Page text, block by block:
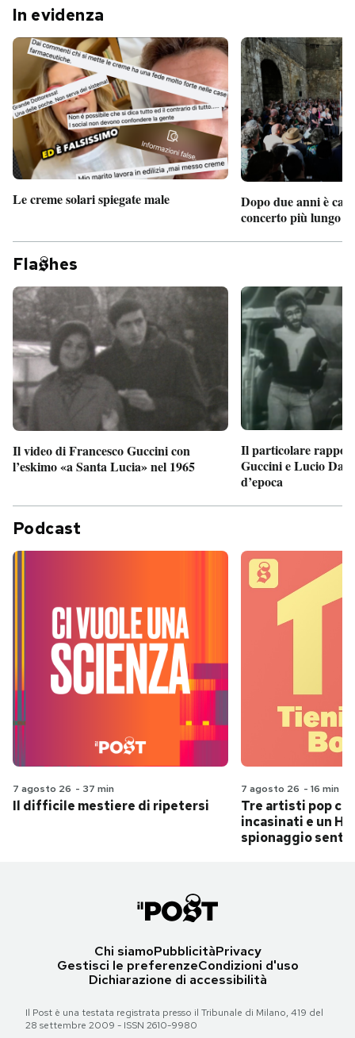
In evidenza
Le creme solari spiegate male
Dopo due anni è
concerto più lungo
Fla hes
Il video di Francesco Guccini con
l’eskimo «a Santa Lucia» nel 1965
Il particolare
Guccini e Lucio
d’epoca
Podcast
7 agosto 26 - 37 min
Il difficile mestiere di ripetersi
7 agosto 26 - 16 min
Tre artisti pop
incasinati e un
spionaggio
Chi siamoPubblicitàPrivacy
Gestisci le preferenzeCondizioni d'uso
Dichiarazione di accessibilità
Il Post è una testata registrata presso il Tribunale di Milano, 419 del
28 settembre 2009 - ISSN 2610-9980